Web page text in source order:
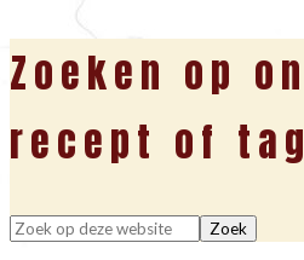
Zoeken op
recept of tag
Zoek